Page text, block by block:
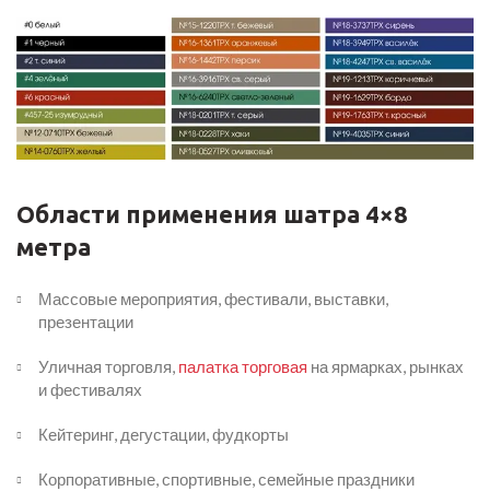
Области применения шатра 4×8
метра
Массовые мероприятия, фестивали, выставки,
презентации
Уличная торговля, палатка торговая на ярмарках, рынках
и фестивалях
Кейтеринг, дегустации, фудкорты
Корпоративные, спортивные, семейные праздники